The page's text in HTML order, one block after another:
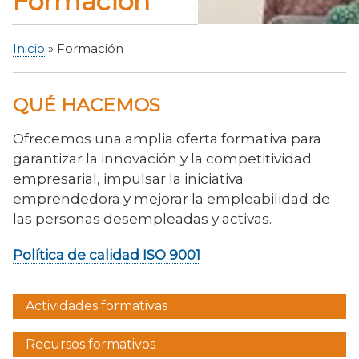
de
a
la
navegación
Inicio Formación
QUÉ HACEMOS
Ofrecemos una amplia oferta formativa para
garantizar la innovación y la competitividad
empresarial, impulsar la iniciativa
emprendedora y mejorar la empleabilidad de
las personas desempleadas y activas.
Política de calidad ISO 9001
Menú
formació
Actividades formativas
Recursos formativos